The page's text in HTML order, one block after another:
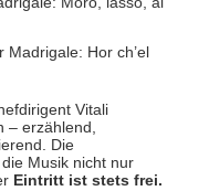
Hor ch’el
Vitali
– erzählend,
Die
Musik nicht nur
Eintritt ist stets frei.